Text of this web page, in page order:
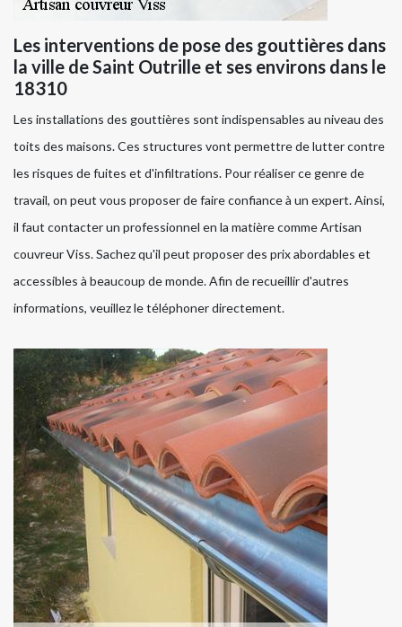
Les interventions de pose des gouttières dans
la ville de Saint Outrille et ses environs dans le
18310
Les installations des gouttières sont indispensables au niveau des
toits des maisons. Ces structures vont permettre de lutter contre
les risques de fuites et d'infiltrations. Pour réaliser ce genre de
travail, on peut vous proposer de faire confiance à un expert. Ainsi,
il faut contacter un professionnel en la matière comme Artisan
couvreur Viss. Sachez qu'il peut proposer des prix abordables et
accessibles à beaucoup de monde. Afin de recueillir d'autres
informations, veuillez le téléphoner directement.